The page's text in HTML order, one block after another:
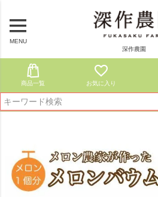
MENU
深作農園
商品一覧 お気に入り